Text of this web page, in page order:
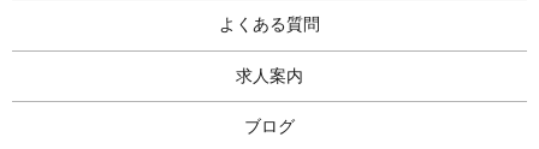
よくある質問
求人案内
ブログ